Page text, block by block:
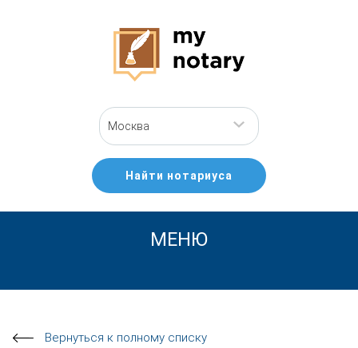
Москва
Найти нотариуса
МЕНЮ
Вернуться к полному списку